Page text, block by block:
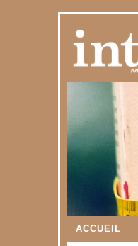
ACCUEIL